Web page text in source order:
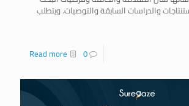
والدراسات السابقة والتوصيات. ويتطلب
0
Read more